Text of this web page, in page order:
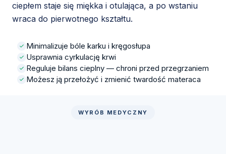
ciepłem staje się miękka i otulająca, a po wstaniu
wraca do pierwotnego kształtu.
Minimalizuje bóle karku i kręgosłupa
Usprawnia cyrkulację krwi
Reguluje bilans cieplny — chroni przed przegrzaniem
Możesz ją przełożyć i zmienić twardość materaca
WYRÓB MEDYCZNY